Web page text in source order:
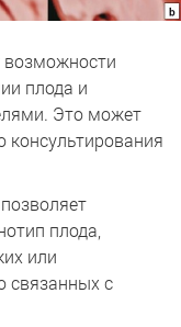
возможности
плода и
Это может
консультирования
плода,
или
связанных с